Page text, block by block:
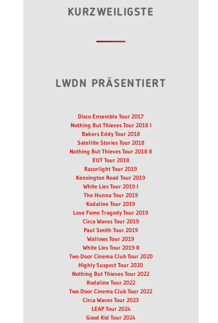
KURZWEILIGSTE
LWDN PRÄSENTIERT
Disco Ensemble Tour 2017
Nothing But Thieves Tour 2018 I
Bakers Eddy Tour 2018
Satellite Stories Tour 2018
Nothing But Thieves Tour 2018 II
EUT Tour 2018
Razorlight Tour 2019
Kensington Road Tour 2019
White Lies Tour 2019 I
The Hunna Tour 2019
Kodaline Tour 2019
Love Fame Tragedy Tour 2019
Circa Waves Tour 2019
Paul Smith Tour 2019
Wallows Tour 2019
White Lies Tour 2019 II
Two Door Cinema Club Tour 2020
Highly Suspect Tour 2020
Nothing But Thieves Tour 2022
Kodaline Tour 2022
Two Door Cinema Club Tour 2022
Circa Waves Tour 2023
LEAP Tour 2024
Good Kid Tour 2024